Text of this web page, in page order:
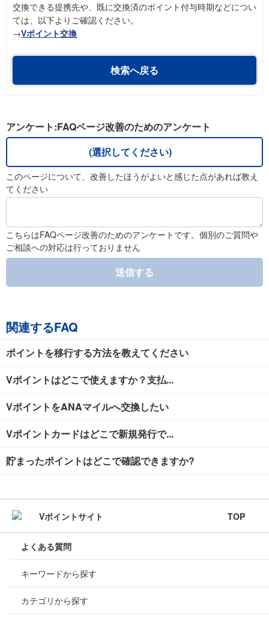
交換できる提携先や、既に交換済のポイント付与時期などについ
ては、以下よりご確認ください。
→Vポイント交換
検索へ戻る
アンケート:FAQページ改善のためのアンケート
(選択してください)
このページについて、改善したほうがよいと感じた点があれば教え
てください
こちらはFAQページ改善のためのアンケートです。個別のご質問や
ご相談への対応は行っておりません
送信する
関連するFAQ
ポイントを移行する方法を教えてください
Vポイントはどこで使えますか？支払...
VポイントをANAマイルへ交換したい
Vポイントカードはどこで新規発行で...
貯まったポイントはどこで確認できますか?
TOP
よくある質問
キーワードから探す
カテゴリから探す